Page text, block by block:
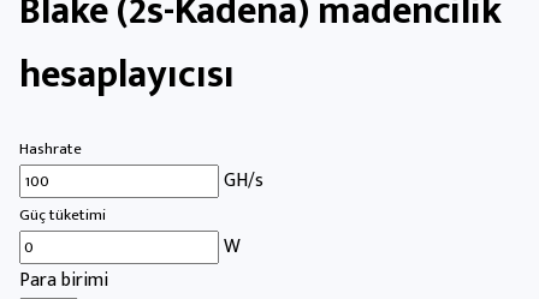
hesaplayıcısı
Hashrate
GH/s
Güç tüketimi
W
Para birimi